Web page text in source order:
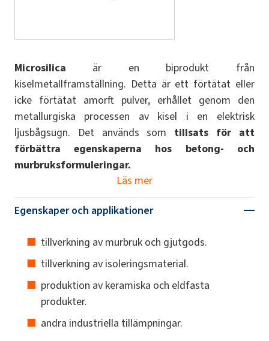
Microsilica är en biprodukt från
kiselmetallframställning. Detta är ett förtätat eller
icke förtätat amorft pulver, erhållet genom den
metallurgiska processen av kisel i en elektrisk
ljusbågsugn. Det används som tillsats för att
förbättra egenskaperna hos betong- och
murbruksformuleringar.
Läs mer
Egenskaper och applikationer
tillverkning av murbruk och gjutgods.
tillverkning av isoleringsmaterial.
produktion av keramiska och eldfasta
produkter.
andra industriella tillämpningar.